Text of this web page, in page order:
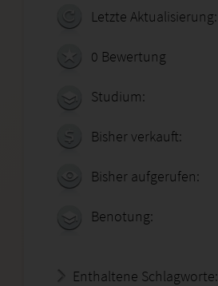
Letzte Aktualisierung:
0 Bewertung
Studium:
Bisher verkauft:
Bisher aufgerufen:
Benotung:
Enthaltene Schlagworte: